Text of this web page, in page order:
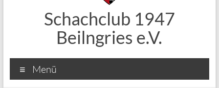
Schachclub 1947
Beilngries e.V.
Menü